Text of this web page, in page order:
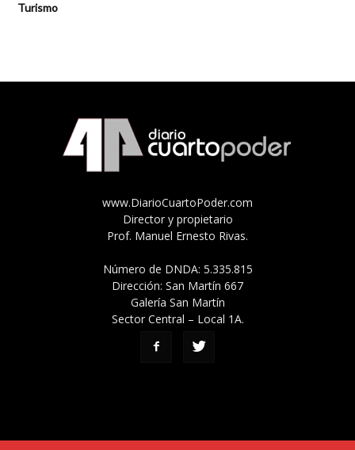
Turismo
www.DiarioCuartoPoder.com
Director y propietario
Prof. Manuel Ernesto Rivas.
Número de DNDA: 5.335.815
Dirección: San Martín 667
Galería San Martín
Sector Central – Local 1A.